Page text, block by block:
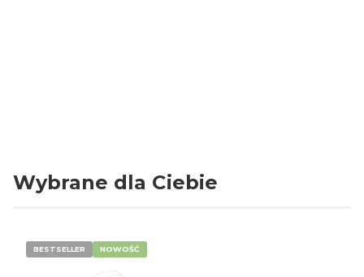
Wybrane dla Ciebie
BESTSELLER NOWOŚĆ